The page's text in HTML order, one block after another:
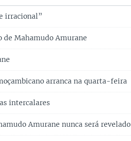
irracional”
de Mahamudo Amurane
arranca na quarta-feira
intercalares
Amurane nunca será revelado